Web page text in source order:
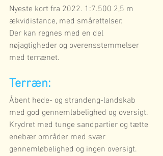
Nyeste kort fra 2022. 1:7.500 2,5 m
ækvidistance, med smårettelser.
Der kan regnes med en del
nøjagtigheder og overensstemmelser
med terrænet.
Terræn:
Åbent hede- og strandeng-landskab
med god gennemløbelighed og oversigt.
Krydret med tunge sandpartier og tætte
enebær områder med svær
gennemløbelighed og ingen oversigt.